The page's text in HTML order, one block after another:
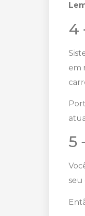
4
em
5
seu